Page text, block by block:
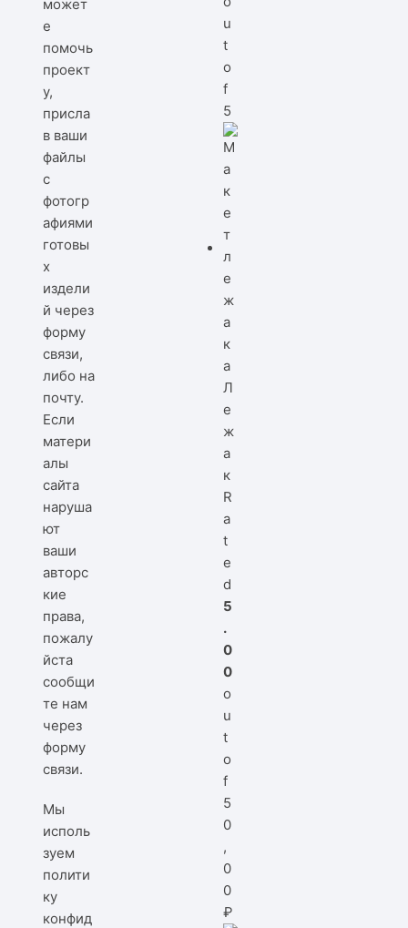
может
е
помочь
проект
у,
присла
в ваши
файлы
с
фотогр
афиями
готовы
х
издели
й через
форму
связи,
либо на
почту.
Если
матери
алы
сайта
наруша
ют
ваши
авторс
кие
права,
пожалу
йста
сообщи
те нам
через
форму
связи.
Мы
исполь
зуем
полити
ку
конфид
u
t
o
f
5
Л
е
ж
а
к
R
a
t
e
d
5
.
0
0
o
u
t
o
f
5
0
,
0
0
₽